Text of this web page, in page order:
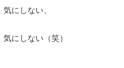
気にしない、
気にしない（笑）